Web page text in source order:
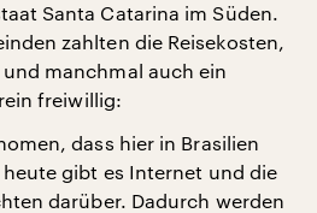
Santa Catarina im Süden.
zahlten die Reisekosten,
manchmal auch ein
freiwillig:
dass hier in Brasilien
gibt es Internet und die
darüber. Dadurch werden